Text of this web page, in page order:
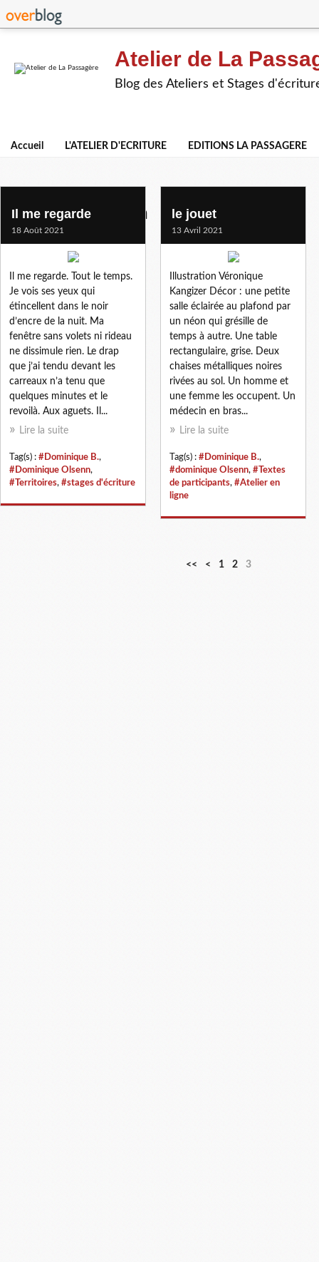
Atelier de La
Blog des Ateliers et Stages
Accueil L'ATELIER D'ECRITURE EDITIONS LA PASSAGERE
dominique olsenn
Il me regarde
18 Août 2021
Il me regarde. Tout le temps.
Je vois ses yeux qui
étincellent dans le noir
d’encre de la nuit. Ma
fenêtre sans volets ni rideau
ne dissimule rien. Le drap
que j’ai tendu devant les
carreaux n’a tenu que
quelques minutes et le
revoilà. Aux aguets. Il...
Lire la suite
Tag(s) : #Dominique B.,
#Dominique Olsenn,
#Territoires, #stages d'écriture
le jouet
13 Avril 2021
Illustration Véronique
Kangizer Décor : une petite
salle éclairée au plafond par
un néon qui grésille de
temps à autre. Une table
rectangulaire, grise. Deux
chaises métalliques noires
rivées au sol. Un homme et
une femme les occupent. Un
médecin en bras...
Lire la suite
Tag(s) : #Dominique B.,
#dominique Olsenn, #Textes
de participants, #Atelier en
ligne
<< < 1 2 3